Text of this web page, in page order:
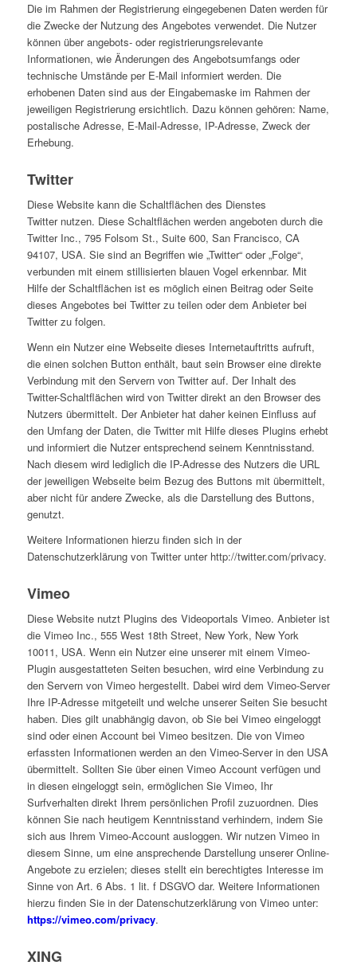
Die im Rahmen der Registrierung eingegebenen Daten werden für
die Zwecke der Nutzung des Angebotes verwendet. Die Nutzer
können über angebots- oder registrierungsrelevante
Informationen, wie Änderungen des Angebotsumfangs oder
technische Umstände per E-Mail informiert werden. Die
erhobenen Daten sind aus der Eingabemaske im Rahmen der
jeweiligen Registrierung ersichtlich. Dazu können gehören: Name,
postalische Adresse, E-Mail-Adresse, IP-Adresse, Zweck der
Erhebung.
Twitter
Diese Website kann die Schaltflächen des Dienstes
Twitter nutzen. Diese Schaltflächen werden angeboten durch die
Twitter Inc., 795 Folsom St., Suite 600, San Francisco, CA
94107, USA. Sie sind an Begriffen wie „Twitter“ oder „Folge“,
verbunden mit einem stillisierten blauen Vogel erkennbar. Mit
Hilfe der Schaltflächen ist es möglich einen Beitrag oder Seite
dieses Angebotes bei Twitter zu teilen oder dem Anbieter bei
Twitter zu folgen.
Wenn ein Nutzer eine Webseite dieses Internetauftritts aufruft,
die einen solchen Button enthält, baut sein Browser eine direkte
Verbindung mit den Servern von Twitter auf. Der Inhalt des
Twitter-Schaltflächen wird von Twitter direkt an den Browser des
Nutzers übermittelt. Der Anbieter hat daher keinen Einfluss auf
den Umfang der Daten, die Twitter mit Hilfe dieses Plugins erhebt
und informiert die Nutzer entsprechend seinem Kenntnisstand.
Nach diesem wird lediglich die IP-Adresse des Nutzers die URL
der jeweiligen Webseite beim Bezug des Buttons mit übermittelt,
aber nicht für andere Zwecke, als die Darstellung des Buttons,
genutzt.
Weitere Informationen hierzu finden sich in der
Datenschutzerklärung von Twitter unter http://twitter.com/privacy.
Vimeo
Diese Website nutzt Plugins des Videoportals Vimeo. Anbieter ist
die Vimeo Inc., 555 West 18th Street, New York, New York
10011, USA. Wenn ein Nutzer eine unserer mit einem Vimeo-
Plugin ausgestatteten Seiten besuchen, wird eine Verbindung zu
den Servern von Vimeo hergestellt. Dabei wird dem Vimeo-Server
Ihre IP-Adresse mitgeteilt und welche unserer Seiten Sie besucht
haben. Dies gilt unabhängig davon, ob Sie bei Vimeo eingeloggt
sind oder einen Account bei Vimeo besitzen. Die von Vimeo
erfassten Informationen werden an den Vimeo-Server in den USA
übermittelt. Sollten Sie über einen Vimeo Account verfügen und
in diesen eingeloggt sein, ermöglichen Sie Vimeo, Ihr
Surfverhalten direkt Ihrem persönlichen Profil zuzuordnen. Dies
können Sie nach heutigem Kenntnisstand verhindern, indem Sie
sich aus Ihrem Vimeo-Account ausloggen. Wir nutzen Vimeo in
diesem Sinne, um eine ansprechende Darstellung unserer Online-
Angebote zu erzielen; dieses stellt ein berechtigtes Interesse im
Sinne von Art. 6 Abs. 1 lit. f DSGVO dar. Weitere Informationen
hierzu finden Sie in der Datenschutzerklärung von Vimeo unter:
https://vimeo.com/privacy.
XING